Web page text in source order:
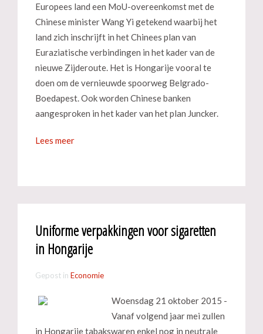
Europees land een MoU-overeenkomst met de
Chinese minister Wang Yi getekend waarbij het
land zich inschrijft in het Chinees plan van
Euraziatische verbindingen in het kader van de
nieuwe Zijderoute. Het is Hongarije vooral te
doen om de vernieuwde spoorweg Belgrado-
Boedapest. Ook worden Chinese banken
aangesproken in het kader van het plan Juncker.
Lees meer
Uniforme verpakkingen voor sigaretten
in Hongarije
Gepost in Economie
Woensdag 21 oktober 2015 -
Vanaf volgend jaar mei zullen
in Hongarije tabakswaren enkel nog in neutrale